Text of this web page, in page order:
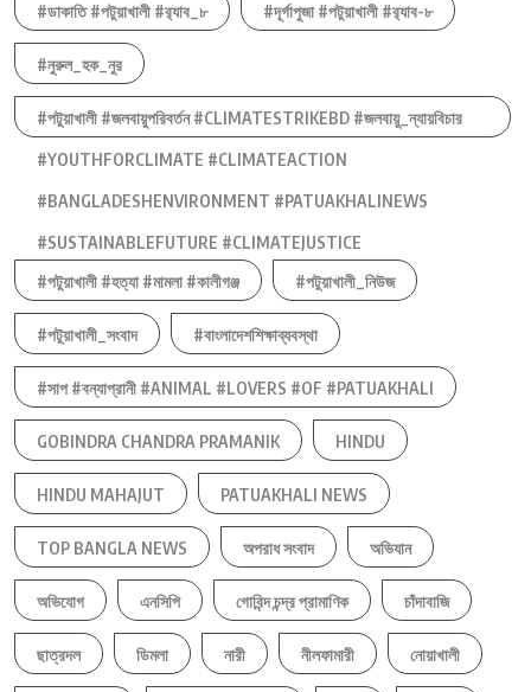
#ডাকাতি #পটুয়াখালী #র‍্যাব_৮
#দূর্গাপুজা #পটুয়াখালী #র‍্যাব-৮
#নুরুল_হক_নুর
#পটুয়াখালী #জলবায়ুপরিবর্তন #CLIMATESTRIKEBD #জলবায়ু_ন্যায়বিচার
#YOUTHFORCLIMATE #CLIMATEACTION
#BANGLADESHENVIRONMENT #PATUAKHALINEWS
#SUSTAINABLEFUTURE #CLIMATEJUSTICE
#পটুয়াখালী #হত্যা #মামলা #কালীগঞ্জ
#পটুয়াখালী_নিউজ
#পটুয়াখালী_সংবাদ #বাংলাদেশশিক্ষাব্যবস্থা
#সাপ #বন্যাপ্রানী #ANIMAL #LOVERS #OF #PATUAKHALI
GOBINDRA CHANDRA PRAMANIK HINDU
HINDU MAHAJUT PATUAKHALI NEWS
TOP BANGLA NEWS অপরাধ সংবাদ অভিযান
অভিযোগ এনসিপি গোবিন্দ চন্দ্র প্রামাণিক চাঁদাবাজি
ছাত্রদল ডিমলা নারী নীলফামারী নোয়াখালী